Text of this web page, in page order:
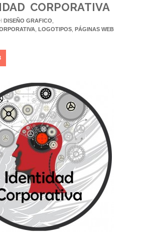
CORPORATIVA
DISEÑO GRAFICO
LOGOTIPOS PÁGINAS WEB